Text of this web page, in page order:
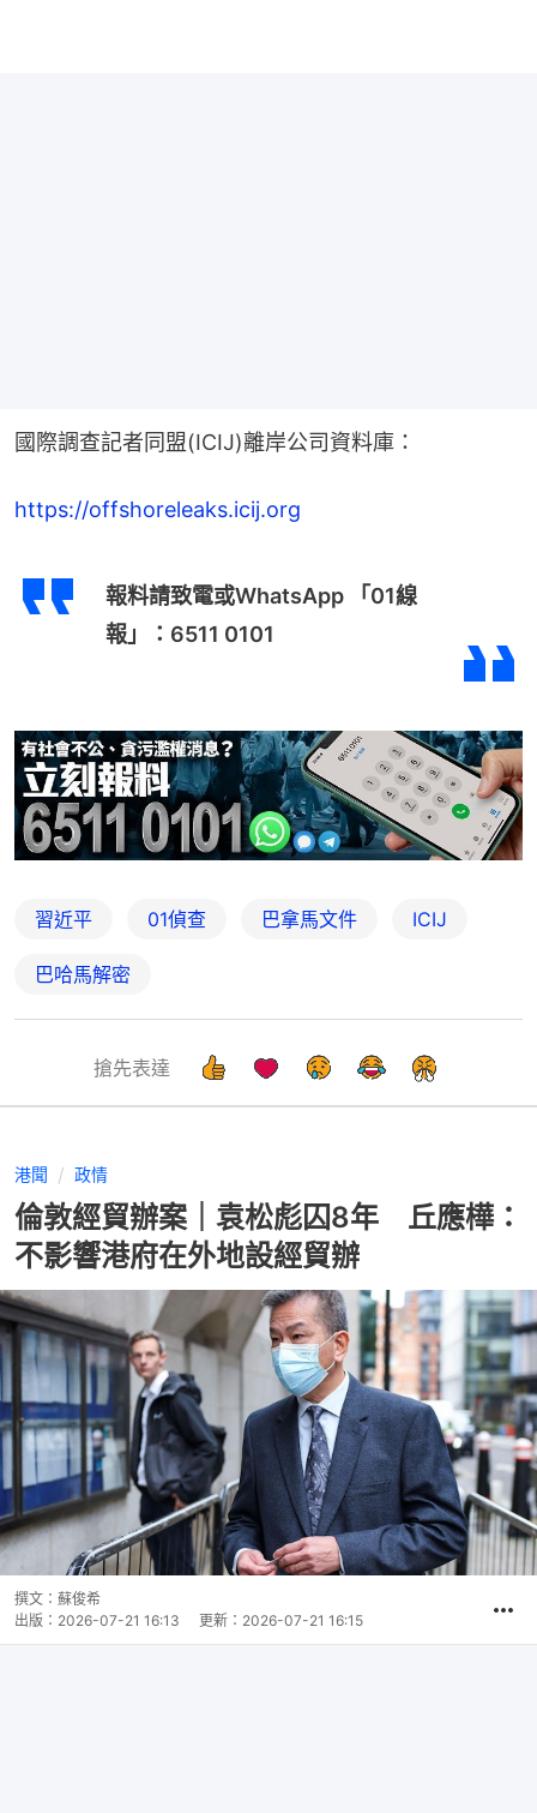
國際調查記者同盟(ICIJ)離岸公司資料庫：
https://offshoreleaks.icij.org
報料請致電或WhatsApp 「01線
報」：6511 0101
習近平 01偵查 巴拿馬文件 ICIJ
巴哈馬解密
搶先表達
港聞 政情
倫敦經貿辦案｜袁松彪囚8年 丘應樺：
不影響港府在外地設經貿辦
撰文： 蘇俊希
出版： 2026-07-21 16:13 更新： 2026-07-21 16:15